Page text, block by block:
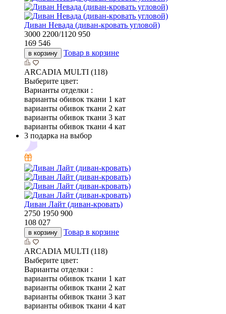
Диван Невада (диван-кровать угловой)
3000 2200/1120 950
169 546
в корзину Товар в корзине
ARCADIA MULTI (118)
Выберите цвет:
Варианты отделки :
варианты обивок ткани 1 кат
варианты обивок ткани 2 кат
варианты обивок ткани 3 кат
варианты обивок ткани 4 кат
3 подарка на выбор
Диван Лайт (диван-кровать)
2750 1950 900
108 027
в корзину Товар в корзине
ARCADIA MULTI (118)
Выберите цвет:
Варианты отделки :
варианты обивок ткани 1 кат
варианты обивок ткани 2 кат
варианты обивок ткани 3 кат
варианты обивок ткани 4 кат